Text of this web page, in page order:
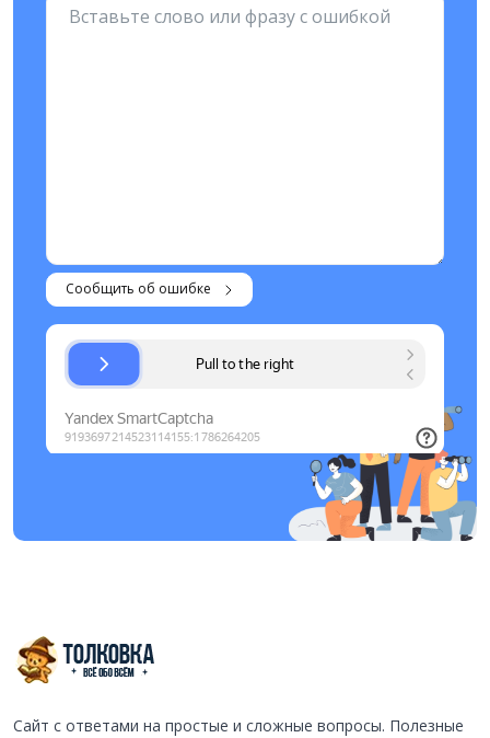
Сообщить об ошибке
Сайт с ответами на простые и сложные вопросы. Полезные